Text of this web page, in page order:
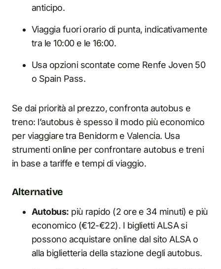
anticipo.
Viaggia fuori orario di punta, indicativamente
tra le 10:00 e le 16:00.
Usa opzioni scontate come Renfe Joven 50
o Spain Pass.
Se dai priorità al prezzo, confronta autobus e
treno: l’autobus è spesso il modo più economico
per viaggiare tra Benidorm e Valencia. Usa
strumenti online per confrontare autobus e treni
in base a tariffe e tempi di viaggio.
Alternative
Autobus: più rapido (2 ore e 34 minuti) e più
economico (€12-€22). I biglietti ALSA si
possono acquistare online dal sito ALSA o
alla biglietteria della stazione degli autobus.